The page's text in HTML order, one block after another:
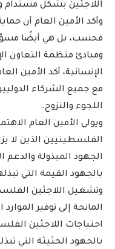
اللاجئين بشكل مستدام
وأكد الأمين العام أن
فحسب، بل هي أيضًا
ومبادئ منظمة التعاون
الإنسانية، أكد الأمين
مع جميع الشركاء
اللجوء والنزوح.
ويولي الأمين العام
الفلسطينيين الذين لا
الجهود المبذولة
بالجهود القيمة التي
وتشغيل اللاجئين
المانحة إلى توفير
احتياجات اللاجئين
بالجهود الحثيثة التي